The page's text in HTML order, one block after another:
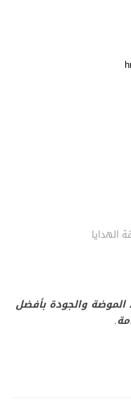
الهدايا
الموضة والجودة بأفضل
.